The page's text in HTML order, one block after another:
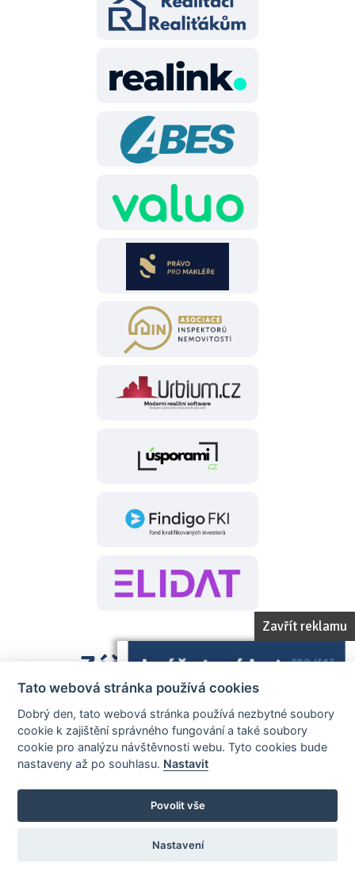
Zavřít reklamu
Záštita projektu
Tato webová stránka používá cookies
Dobrý den, tato webová stránka používá nezbytné soubory
cookie k zajištění správného fungování a také soubory
cookie pro analýzu návštěvnosti webu. Tyto cookies bude
nastaveny až po souhlasu. Nastavit
Povolit vše
Nastavení